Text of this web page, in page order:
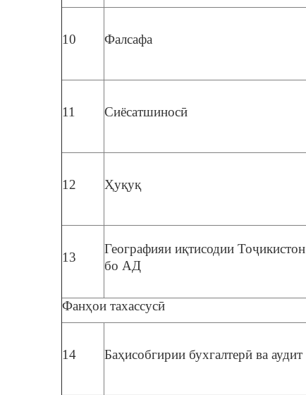
10 Фалсафа
11 Сиёсатшиносӣ
12 Ҳуқуқ
13
Географияи иқтисодии Тоҷикистон
бо АД
Фанҳои тахассусӣ
14 Баҳисобгирии бухгалтерӣ ва аудит